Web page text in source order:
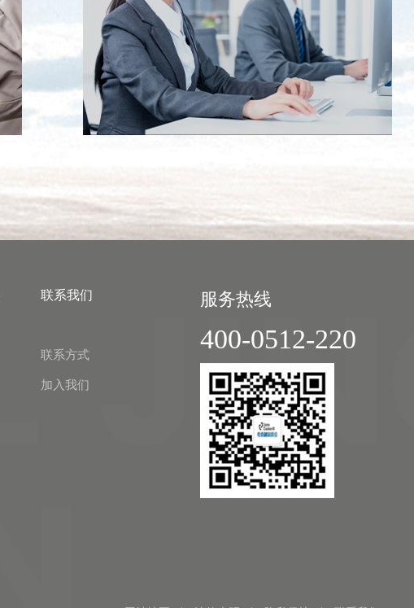
售后服务
时公司将通过线上或者线下等多种形式的
产品培训，为客户减少使用不当带来的故
联系我们
联系方式
加入我们
服务热线
400-0512-220